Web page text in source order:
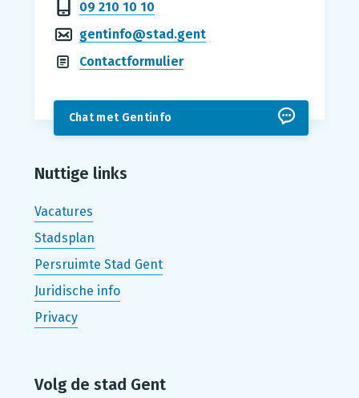
09 210 10 10
gentinfo@stad.gent
Contactformulier
Chat met Gentinfo
Nuttige links
Vacatures
Stadsplan
Persruimte Stad Gent
Juridische info
Privacy
Volg de stad Gent